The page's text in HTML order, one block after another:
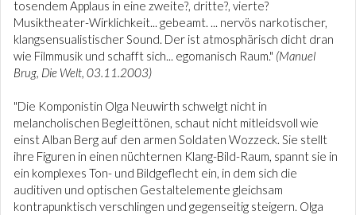
tosendem Applaus in eine zweite?, dritte?, vierte?
Musiktheater-Wirklichkeit... gebeamt. ... nervös narkotischer,
klangsensualistischer Sound. Der ist atmosphärisch dicht dran
wie Filmmusik und schafft sich... egomanisch Raum." (Manuel
Brug, Die Welt, 03.11.2003)
"Die Komponistin Olga Neuwirth schwelgt nicht in
melancholischen Begleittönen, schaut nicht mitleidsvoll wie
einst Alban Berg auf den armen Soldaten Wozzeck. Sie stellt
ihre Figuren in einen nüchternen Klang-Bild-Raum, spannt sie in
ein komplexes Ton- und Bildgeflecht ein, in dem sich die
auditiven und optischen Gestaltelemente gleichsam
kontrapunktisch verschlingen und gegenseitig steigern. Olga